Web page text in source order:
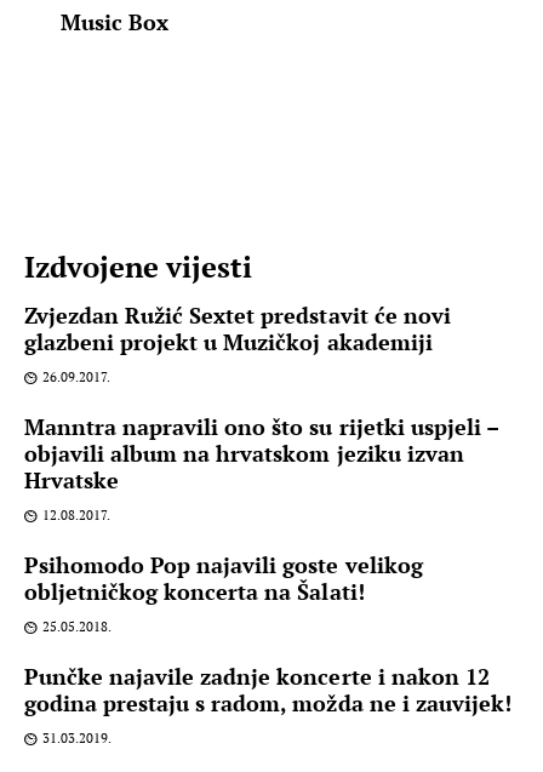
Music Box
Izdvojene vijesti
Zvjezdan Ružić Sextet predstavit će novi
glazbeni projekt u Muzičkoj akademiji
26.09.2017.
Manntra napravili ono što su rijetki uspjeli –
objavili album na hrvatskom jeziku izvan
Hrvatske
12.08.2017.
Psihomodo Pop najavili goste velikog
obljetničkog koncerta na Šalati!
25.05.2018.
Punčke najavile zadnje koncerte i nakon 12
godina prestaju s radom, možda ne i zauvijek!
31.03.2019.